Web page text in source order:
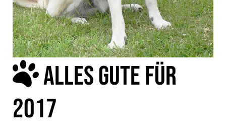
ALLES GUTE FÜR
2017